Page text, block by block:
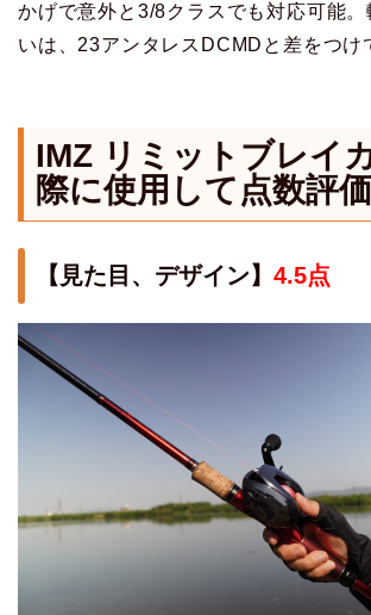
かげで意外と3/8クラスでも対応可能。
いは、23アンタレスDCMDと差をつけ
IMZ リミットブレイ
際に使用して点数評価
【見た目、デザイン】 4.5点